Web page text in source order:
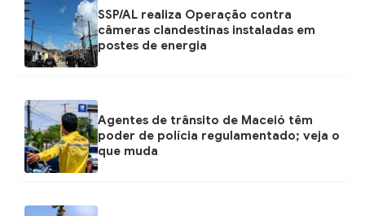
SSP/AL realiza Operação contra
câmeras clandestinas instaladas em
postes de energia
Agentes de trânsito de Maceió têm
poder de polícia regulamentado; veja o
que muda